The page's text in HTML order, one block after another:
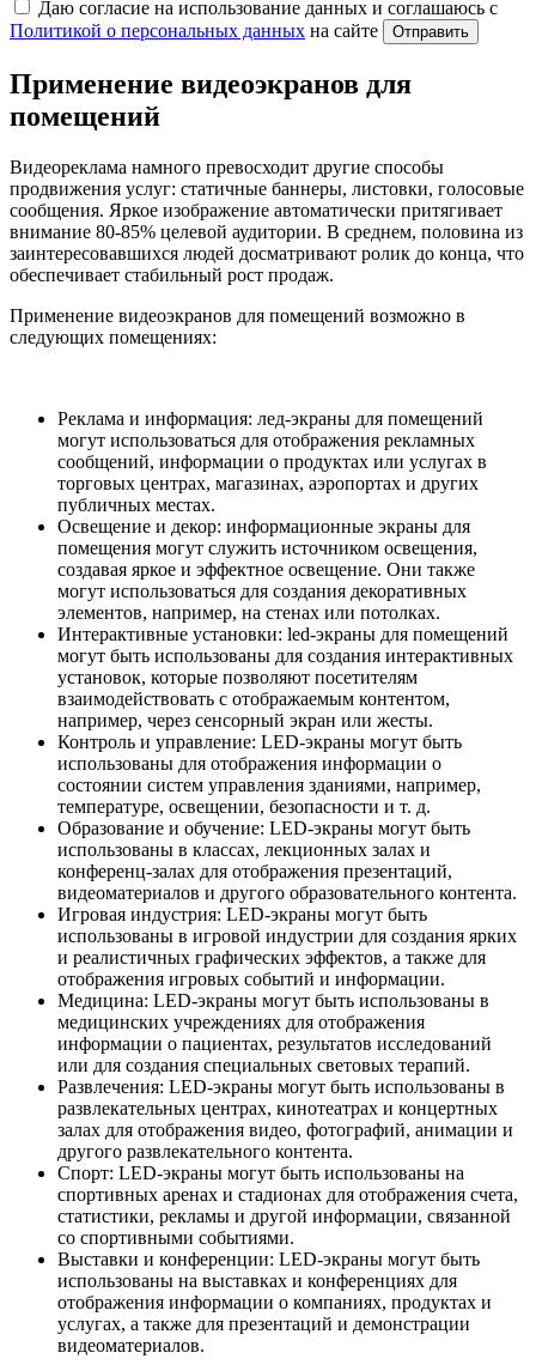
Даю согласие на использование данных и соглашаюсь с
Политикой о персональных данных на сайте Отправить
Применение видеоэкранов для
помещений
Видеореклама намного превосходит другие способы
продвижения услуг: статичные баннеры, листовки, голосовые
сообщения. Яркое изображение автоматически притягивает
внимание 80-85% целевой аудитории. В среднем, половина из
заинтересовавшихся людей досматривают ролик до конца, что
обеспечивает стабильный рост продаж.
Применение видеоэкранов для помещений возможно в
следующих помещениях:
Реклама и информация: лед-экраны для помещений
могут использоваться для отображения рекламных
сообщений, информации о продуктах или услугах в
торговых центрах, магазинах, аэропортах и других
публичных местах.
Освещение и декор: информационные экраны для
помещения могут служить источником освещения,
создавая яркое и эффектное освещение. Они также
могут использоваться для создания декоративных
элементов, например, на стенах или потолках.
Интерактивные установки: led-экраны для помещений
могут быть использованы для создания интерактивных
установок, которые позволяют посетителям
взаимодействовать с отображаемым контентом,
например, через сенсорный экран или жесты.
Контроль и управление: LED-экраны могут быть
использованы для отображения информации о
состоянии систем управления зданиями, например,
температуре, освещении, безопасности и т. д.
Образование и обучение: LED-экраны могут быть
использованы в классах, лекционных залах и
конференц-залах для отображения презентаций,
видеоматериалов и другого образовательного контента.
Игровая индустрия: LED-экраны могут быть
использованы в игровой индустрии для создания ярких
и реалистичных графических эффектов, а также для
отображения игровых событий и информации.
Медицина: LED-экраны могут быть использованы в
медицинских учреждениях для отображения
информации о пациентах, результатов исследований
или для создания специальных световых терапий.
Развлечения: LED-экраны могут быть использованы в
развлекательных центрах, кинотеатрах и концертных
залах для отображения видео, фотографий, анимации и
другого развлекательного контента.
Спорт: LED-экраны могут быть использованы на
спортивных аренах и стадионах для отображения счета,
статистики, рекламы и другой информации, связанной
со спортивными событиями.
Выставки и конференции: LED-экраны могут быть
использованы на выставках и конференциях для
отображения информации о компаниях, продуктах и
услугах, а также для презентаций и демонстрации
видеоматериалов.